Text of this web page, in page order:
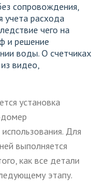
сопровождения,
учета расхода
чего на
и решение
воды. О счетчиках
видео,
установка
Для
выполняется
как все детали
этапу.